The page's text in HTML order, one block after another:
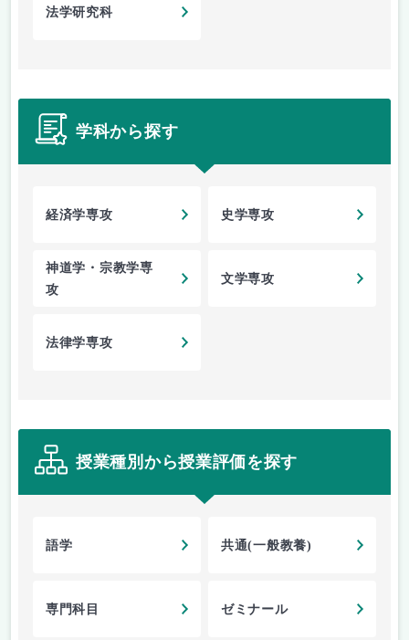
法学研究科
学科から探す
経済学専攻 史学専攻
神道学・宗教学専
攻
文学専攻
法律学専攻
授業種別から授業評価を探す
語学 共通(一般教養)
専門科目 ゼミナール